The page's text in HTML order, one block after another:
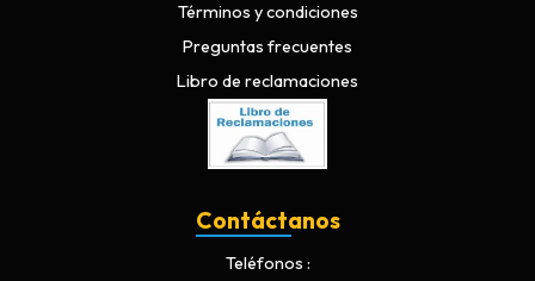
Términos y condiciones
Preguntas frecuentes
Libro de reclamaciones
Contáctanos
Teléfonos